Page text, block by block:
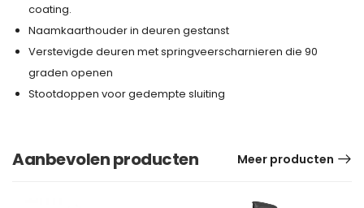
coating.
Naamkaarthouder in deuren gestanst
Verstevigde deuren met springveerscharnieren die 90
graden openen
Stootdoppen voor gedempte sluiting
Aanbevolen producten Meer producten